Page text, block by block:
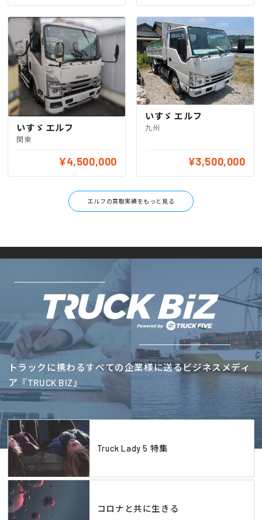
いすゞ エルフ
関東
¥4,500,000
いすゞ エルフ
九州
¥3,500,000
エルフの買取実績をもっと見る
トラックに携わるすべての企業様に送るビジネスメディ
ア『TRUCK BIZ』
Truck Lady 5 特集
コロナと共に生きる